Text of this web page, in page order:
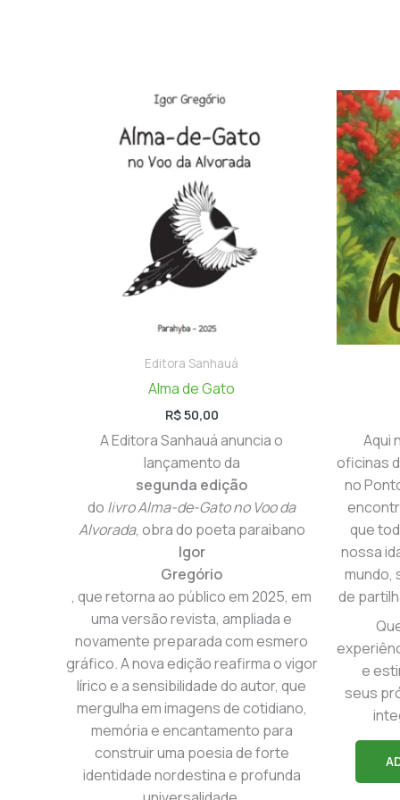
Editora Sanhauá
Alma de Gato
R$50,00
A Editora Sanhauá anuncia o
lançamento da
segunda edição
do livro Alma-de-Gato no Voo da
Alvorada, obra do poeta paraibano
Igor
Gregório
, que retorna ao público em 2025, em
uma versão revista, ampliada e
novamente preparada com esmero
gráfico. A nova edição reafirma o vigor
lírico e a sensibilidade do autor, que
mergulha em imagens de cotidiano,
memória e encantamento para
construir uma poesia de forte
identidade nordestina e profunda
Aqui
oficinas
no
que
nossa
mundo,
de
e
seus